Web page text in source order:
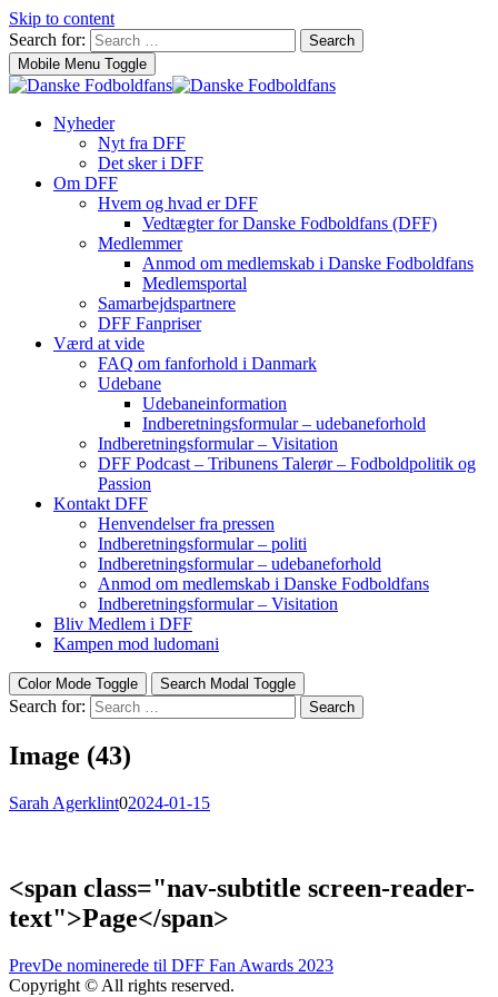
Skip to content
Search for:
Search
Mobile Menu Toggle
Nyheder
Nyt fra DFF
Det sker i DFF
Om DFF
Hvem og hvad er DFF
Vedtægter for Danske Fodboldfans (DFF)
Medlemmer
Anmod om medlemskab i Danske Fodboldfans
Medlemsportal
Samarbejdspartnere
DFF Fanpriser
Værd at vide
FAQ om fanforhold i Danmark
Udebane
Udebaneinformation
Indberetningsformular – udebaneforhold
Indberetningsformular – Visitation
DFF Podcast – Tribunens Talerør – Fodboldpolitik og
Passion
Kontakt DFF
Henvendelser fra pressen
Indberetningsformular – politi
Indberetningsformular – udebaneforhold
Anmod om medlemskab i Danske Fodboldfans
Indberetningsformular – Visitation
Bliv Medlem i DFF
Kampen mod ludomani
Color Mode Toggle Search Modal Toggle
Search for: Search
Image (43)
Sarah Agerklint02024-01-15
<span class="nav-subtitle screen-reader-
text">Page</span>
PrevDe nominerede til DFF Fan Awards 2023
Copyright © All rights reserved.